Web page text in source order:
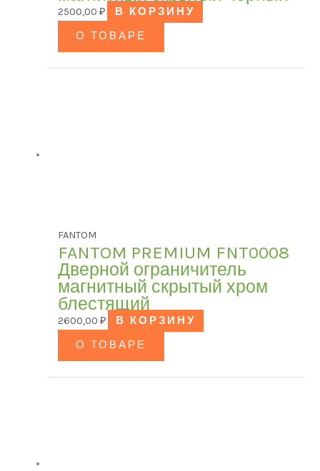
2500,00 ₽
В КОРЗИНУ
О ТОВАРЕ
FANTOM
FANTOM PREMIUM FNT0008
Дверной ограничитель
магнитный скрытый хром
блестящий
2600,00 ₽
В КОРЗИНУ
О ТОВАРЕ